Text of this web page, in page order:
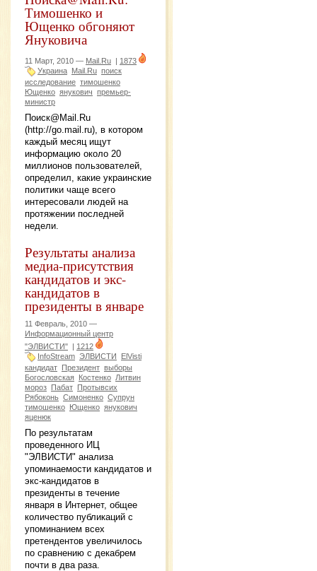
Тимошенко и
Ющенко обгоняют
Януковича
11 Март, 2010 — Mail.Ru | 1873
Украина Mail.Ru поиск
исследование тимошенко
Ющенко янукович премьер-
министр
Поиск@Mail.Ru
(http://go.mail.ru), в котором
каждый месяц ищут
информацию около 20
миллионов пользователей,
определил, какие украинские
политики чаще всего
интересовали людей на
протяжении последней
недели.
Результаты анализа
медиа-присутствия
кандидатов и экс-
кандидатов в
президенты в январе
11 Февраль, 2010 —
Информационный центр
"ЭЛВИСТИ"
1212
InfoStream ЭЛВИСТИ
ElVisti
кандидат
Президент выборы
Богословская
Костенко Литвин
мороз
Пабат
Протывсих
Рябоконь Симоненко Супрун
тимошенко
Ющенко янукович
яценюк
По результатам
проведенного ИЦ
"ЭЛВИСТИ" анализа
упоминаемости кандидатов и
экс-кандидатов в
президенты в течение
января в Интернет, общее
количество публикаций с
упоминанием всех
претендентов увеличилось
по сравнению с декабрем
почти в два раза.